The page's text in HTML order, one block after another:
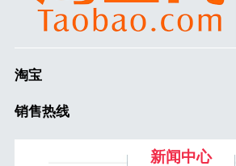
淘宝
销售热线
新闻中心